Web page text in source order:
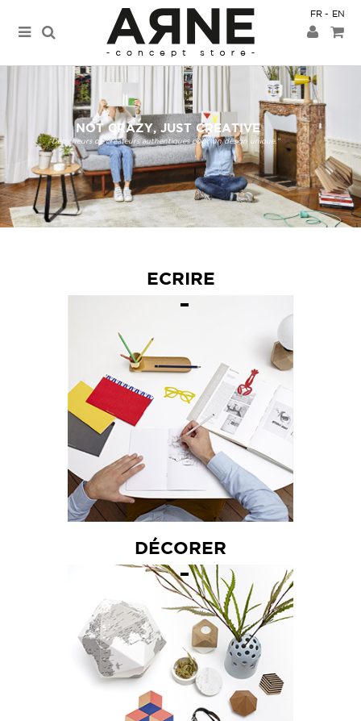
FR EN
NOT CRAZY, JUST CREATIVE
“Dénicheurs de créateurs authentiques pour un design unique.”
ECRIRE
DÉCORER